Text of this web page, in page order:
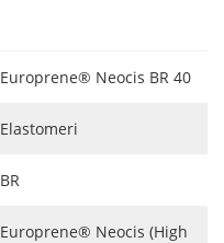
Europrene® Neocis BR 40
Elastomeri
BR
Europrene® Neocis (High